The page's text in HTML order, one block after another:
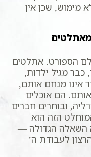
מימוש, שכן אין
הספורט. אתלטים
כבר מגיל ילדות,
אינו מנחם אותם,
הם אוכלים
ובוחרים חברים
הזה הוא
השאלה הגדולה —
לעבודת ה’